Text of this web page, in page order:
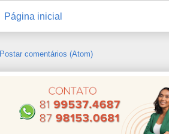
Página inicial
Postar comentários (Atom)